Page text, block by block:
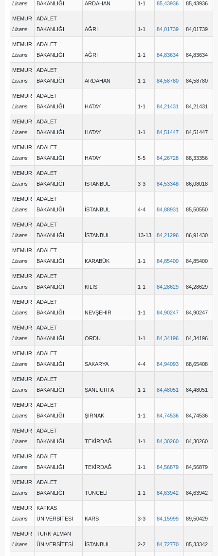
Lisans
BAKANLIĞI
ARDAHAN 1-1 85,43936 85,43936
MEMUR
Lisans
ADALET
BAKANLIĞI
AĞRI 1-1 84,01739 84,01739
MEMUR
Lisans
ADALET
BAKANLIĞI
AĞRI 1-1 84,83634 84,83634
MEMUR
Lisans
ADALET
BAKANLIĞI
ARDAHAN 1-1 84,58780 84,58780
MEMUR
Lisans
ADALET
BAKANLIĞI
HATAY 1-1 84,21431 84,21431
MEMUR
Lisans
ADALET
BAKANLIĞI
HATAY 1-1 84,51447 84,51447
MEMUR
Lisans
ADALET
BAKANLIĞI
HATAY 5-5 84,26728 88,33356
MEMUR
Lisans
ADALET
BAKANLIĞI
İSTANBUL 3-3 84,53348 86,08018
MEMUR
Lisans
ADALET
BAKANLIĞI
İSTANBUL 4-4 84,88931 85,50550
MEMUR
Lisans
ADALET
BAKANLIĞI
İSTANBUL 13-13 84,21296 86,91430
MEMUR
Lisans
ADALET
BAKANLIĞI
KARABÜK 1-1 84,85400 84,85400
MEMUR
Lisans
ADALET
BAKANLIĞI
KİLİS 1-1 84,28629 84,28629
MEMUR
Lisans
ADALET
BAKANLIĞI
NEVŞEHİR 1-1 84,90247 84,90247
MEMUR
Lisans
ADALET
BAKANLIĞI
ORDU 1-1 84,34196 84,34196
MEMUR
Lisans
ADALET
BAKANLIĞI
SAKARYA 4-4 84,94093 88,65408
MEMUR
Lisans
ADALET
BAKANLIĞI
ŞANLIURFA 1-1 84,48051 84,48051
MEMUR
Lisans
ADALET
BAKANLIĞI
ŞIRNAK 1-1 84,74536 84,74536
MEMUR
Lisans
ADALET
BAKANLIĞI
TEKİRDAĞ 1-1 84,30260 84,30260
MEMUR
Lisans
ADALET
BAKANLIĞI
TEKİRDAĞ 1-1 84,56879 84,56879
MEMUR
Lisans
ADALET
BAKANLIĞI
TUNCELİ 1-1 84,63942 84,63942
MEMUR
Lisans
KAFKAS
ÜNİVERSİTESİ
KARS 3-3 84,15999 89,50429
MEMUR
Lisans
TÜRK-ALMAN
ÜNİVERSİTESİ
İSTANBUL 2-2 84,72770 85,33342